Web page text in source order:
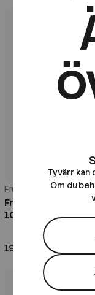
Frunk
Frunk Bar | Tropical
100ml Shortfill
199 kr
Tyvärr kan
Om du